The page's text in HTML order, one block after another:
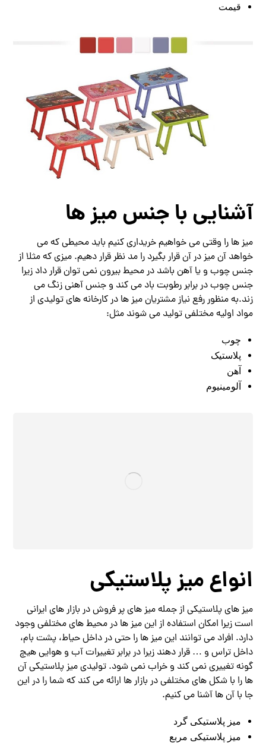
قیمت
آشنایی با جنس میز ها
میز ها را وقتی می خواهیم خریداری کنیم باید محیطی که می
خواهد آن میز در آن قرار بگیرد را مد نظر قرار دهیم. میزی که مثلا از
جنس چوب و یا آهن باشد در محیط بیرون نمی توان قرار داد زیرا
جنس چوب در برابر رطوبت باد می کند و جنس آهنی زنگ می
زند.به منظور رفع نیاز مشتریان میز ها در کارخانه های تولیدی از
مواد اولیه مختلفی تولید می شوند مثل:
چوب
پلاستیک
آهن
آلومینیوم
انواع میز پلاستیکی
میز های پلاستیکی از جمله میز های پر فروش در بازار های ایرانی
است زیرا امکان استفاده از این میز ها در محیط های مختلفی وجود
دارد. افراد می توانند این میز ها را حتی در داخل حیاط، پشت بام،
داخل تراس و … قرار دهند زیرا در برابر تغییرات آب و هوایی هیچ
گونه تغییری نمی کند و خراب نمی شود. تولیدی میز پلاستیکی آن
ها را با شکل های مختلفی در بازار ها ارائه می کند که شما را در این
جا با آن ها آشنا می کنیم.
میز پلاستیکی گرد
میز پلاستیکی مربع